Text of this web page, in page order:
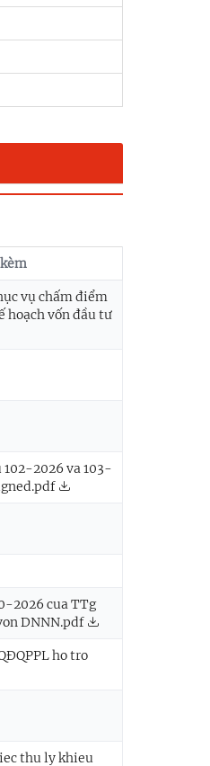
vụ chấm điểm
hoạch vốn đầu tư
102-2026 va 103-
2026 cua TTg
DNNN.pdf
ho tro
thu ly khieu